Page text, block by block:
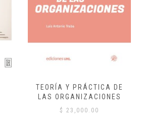
TEORÍA Y PRÁCTICA DE
LAS ORGANIZACIONES
$ 23,000.00